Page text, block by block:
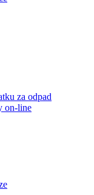
za odpad
on-line